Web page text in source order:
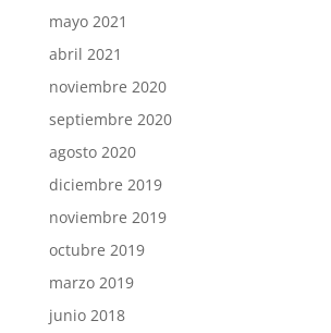
mayo 2021
abril 2021
noviembre 2020
septiembre 2020
agosto 2020
diciembre 2019
noviembre 2019
octubre 2019
marzo 2019
junio 2018